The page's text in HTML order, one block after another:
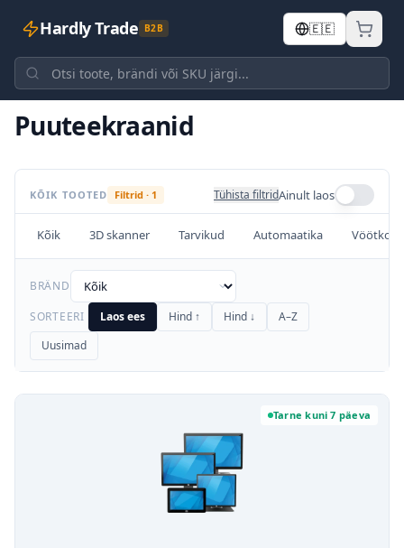
Hardly Trade B2B 🇪🇪
Avaleht / Kategooriad / Puuteekraanid
Puuteekraanid
KÕIK TOOTED Filtrid · 1 Tühista filtridAinult laos
Kõik 3D skanner Tarvikud Automaatika
BRÄND
SORTEERI
Laos ees Hind ↑ Hind ↓
A–Z
Uusimad
Tarne kuni 7 päeva